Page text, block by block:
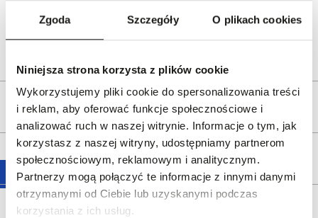
Zgoda Szczegóły O plikach cookies
Niniejsza strona korzysta z plików cookie
Wykorzystujemy pliki cookie do spersonalizowania treści
i reklam, aby oferować funkcje społecznościowe i
analizować ruch w naszej witrynie. Informacje o tym, jak
korzystasz z naszej witryny, udostępniamy partnerom
społecznościowym, reklamowym i analitycznym.
Partnerzy mogą połączyć te informacje z innymi danymi
otrzymanymi od Ciebie lub uzyskanymi podczas
korzystania z ich usług.
ul. Pilotów 10, 31-462 Kraków
gspr@wkruk.pl
Opis produktu
Wysyłka
Reklamacje i zwroty